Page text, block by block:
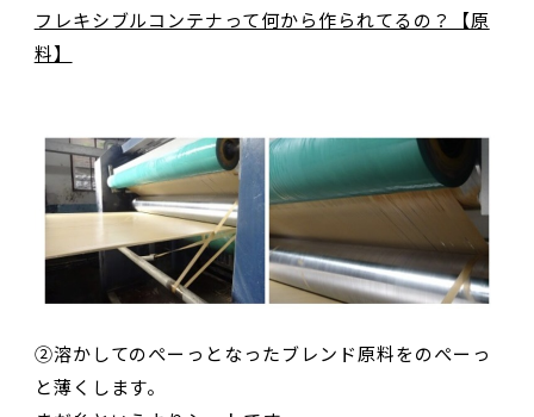
フレキシブルコンテナって何から作られてるの？【原
料】
②溶かしてのぺーっとなったブレンド原料をのぺーっ
と薄くします。